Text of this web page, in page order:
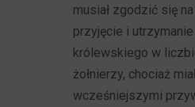
musiał zgodzić się
przyjęcie i
królewskiego w
żołnierzy, chociaż
wcześniejszymi